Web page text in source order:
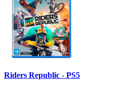
Riders Republic - PS5